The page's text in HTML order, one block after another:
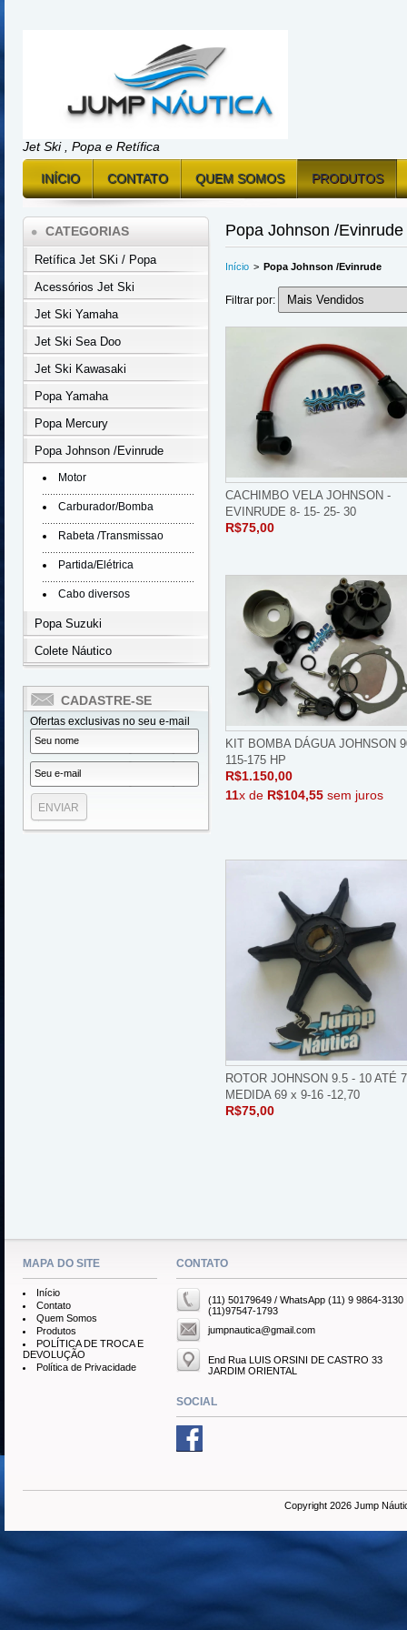
Jet Ski , Popa e Retífica
INÍCIO CONTATO QUEM SOMOS PRODUTOS
CATEGORIAS
Retífica Jet SKi / Popa
Acessórios Jet Ski
Jet Ski Yamaha
Jet Ski Sea Doo
Jet Ski Kawasaki
Popa Yamaha
Popa Mercury
Popa Johnson /Evinrude
Motor
Carburador/Bomba
Rabeta /Transmissao
Partida/Elétrica
Cabo diversos
Popa Suzuki
Colete Náutico
CADASTRE-SE
Ofertas exclusivas no seu e-mail
Popa Johnson /Evinrude
Início > Popa Johnson /Evinrude
Filtrar por:
CACHIMBO VELA JOHNSON -
EVINRUDE 8- 15- 25- 30
R$75,00
KIT BOMBA DÁGUA JOHNSON
115-175 HP
R$1.150,00
11x de R$104,55 sem juros
ROTOR JOHNSON 9.5 - 10 ATÉ
MEDIDA 69 x 9-16 -12,70
R$75,00
MAPA DO SITE
Início
Contato
Quem Somos
Produtos
POLÍTICA DE TROCA E
DEVOLUÇÃO
Política de Privacidade
CONTATO
(11) 50179649 / WhatsApp (11) 9 9864-3130
(11)97547-1793
jumpnautica@gmail.com
End Rua LUIS ORSINI DE CASTRO 33
JARDIM ORIENTAL
SOCIAL
Copyright 2026 Jump